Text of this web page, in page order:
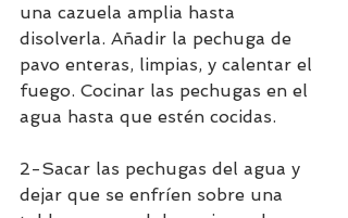
una cazuela amplia hasta
disolverla. Añadir la pechuga de
pavo enteras, limpias, y calentar el
fuego. Cocinar las pechugas en el
agua hasta que estén cocidas.
2-Sacar las pechugas del agua y
dejar que se enfríen sobre una